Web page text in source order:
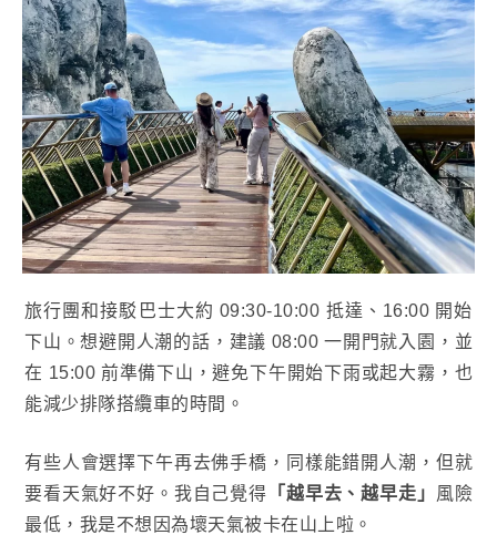
旅行團和接駁巴士大約 09:30-10:00 抵達、16:00 開始
下山。想避開人潮的話，建議 08:00 一開門就入園，並
在 15:00 前準備下山，避免下午開始下雨或起大霧，也
能減少排隊搭纜車的時間。
有些人會選擇下午再去佛手橋，同樣能錯開人潮，但就
要看天氣好不好。我自己覺得 「越早去、越早走」 風險
最低，我是不想因為壞天氣被卡在山上啦。